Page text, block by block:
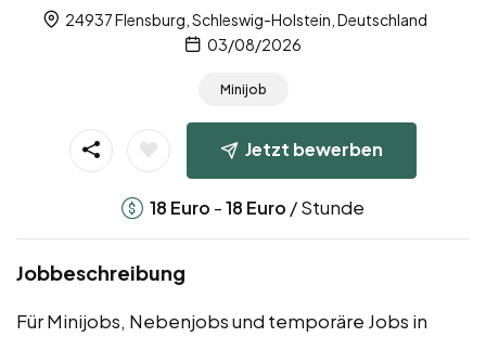
24937 Flensburg, Schleswig-Holstein, Deutschland
03/08/2026
Minijob
Jetzt bewerben
18 Euro -18 Euro / Stunde
Jobbeschreibung
Für Minijobs, Nebenjobs und temporäre Jobs in